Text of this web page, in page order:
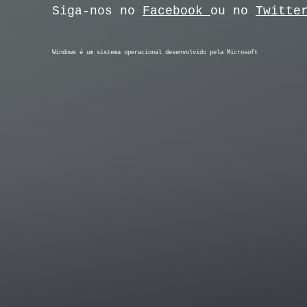
Siga-nos no Facebook ou no
Windows é um sistema operacional desenvolvido pela Microsoft